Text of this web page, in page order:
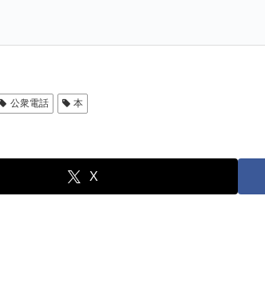
公衆電話 本
X